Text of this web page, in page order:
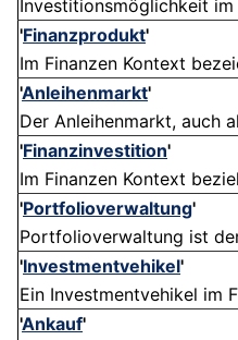
Investitionsmöglichkeit
'Finanzprodukt'
Im Finanzen Kontext
'Anleihenmarkt'
Der Anleihenmarkt, auch
'Finanzinvestition'
Im Finanzen Kontext
'Portfolioverwaltung'
Portfolioverwaltung ist
'Investmentvehikel'
Ein Investmentvehikel im
'Ankauf'